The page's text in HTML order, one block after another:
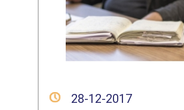
28-12-2017